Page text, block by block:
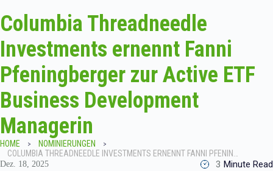
Columbia Threadneedle
Investments ernennt Fanni
Pfeningberger zur Active ETF
Business Development
Managerin
HOME
NOMINIERUNGEN
COLUMBIA THREADNEEDLE INVESTMENTS ERNENNT FANNI PFENINGBERGER ZUR ACTIVE ETF BUSINESS DEVELOPMENT MANAGERIN
Dez. 18, 2025 3 Minute Read